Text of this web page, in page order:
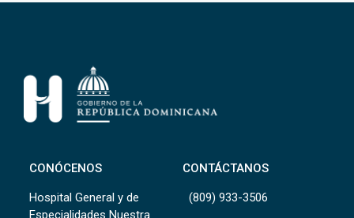
CONÓCENOS
Hospital General y de
Especialidades Nuestra
CONTÁCTANOS
(809) 933-3506